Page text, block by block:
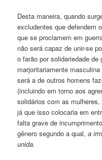
Desta maneira, quando
excludentes que defendem
que se proclamem em
não será capaz de unir-se
o farão por solidariedade
marjoritariamente masculina
será a de outros homens
(incluindo em torno aos
solidários com as
já que isso colocaria em
falta grave de
gênero segundo a qual,a
unida.